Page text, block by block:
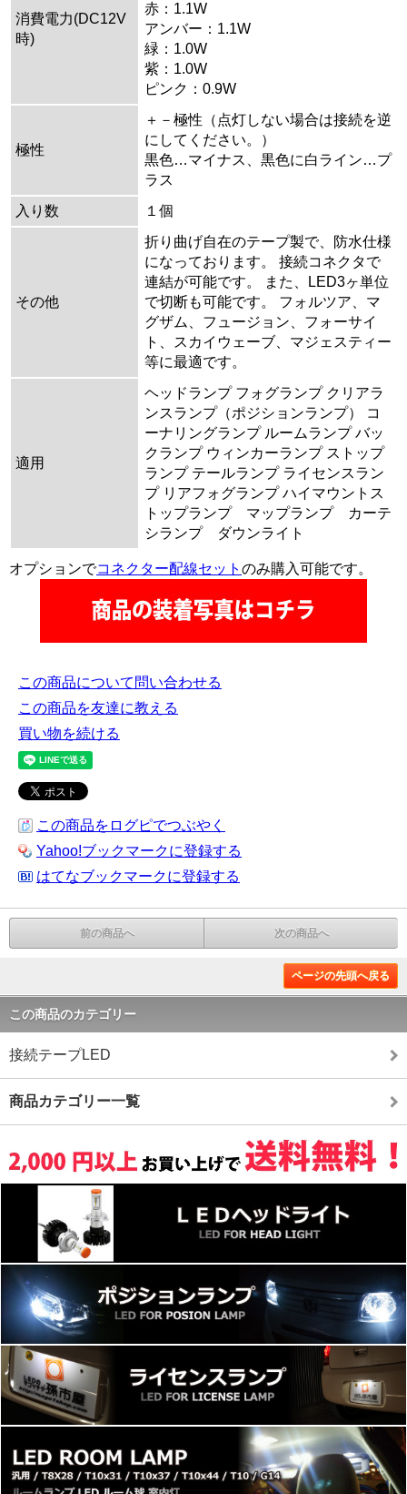
消費電力(DC12V
時)
赤：1.1W
アンバー：1.1W
緑：1.0W
紫：1.0W
ピンク：0.9W
極性
＋－極性（点灯しない場合は接続を逆
にしてください。）
黒色…マイナス、黒色に白ライン…プ
ラス
入り数
１個
その他
折り曲げ自在のテープ製で、防水仕様
になっております。 接続コネクタで
連結が可能です。 また、LED3ヶ単位
で切断も可能です。 フォルツア、マ
グザム、フュージョン、フォーサイ
ト、スカイウェーブ、マジェスティー
等に最適です。
適用
ヘッドランプ フォグランプ クリアラ
ンスランプ（ポジションランプ） コ
ーナリングランプ ルームランプ バッ
クランプ ウィンカーランプ ストップ
ランプ テールランプ ライセンスラン
プ リアフォグランプ ハイマウントス
トップランプ マップランプ カーテ
シランプ ダウンライト
オプションでコネクター配線セット のみ購入可能です。
この商品について問い合わせる
この商品を友達に教える
買い物を続ける
この商品をログピでつぶやく
Yahoo!ブックマークに登録する
はてなブックマークに登録する
前の商品へ 次の商品へ
ページの先頭へ戻る
この商品のカテゴリー
接続テープLED
商品カテゴリー一覧